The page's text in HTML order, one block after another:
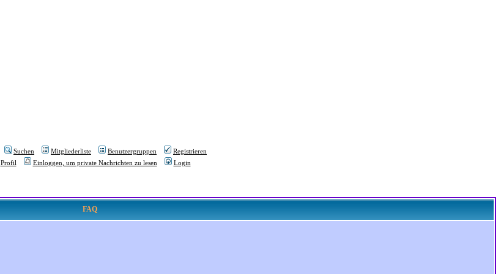
Suchen Mitgliederliste Benutzergruppen
Registrieren
Profil
Einloggen, um private Nachrichten zu lesen Login
FAQ